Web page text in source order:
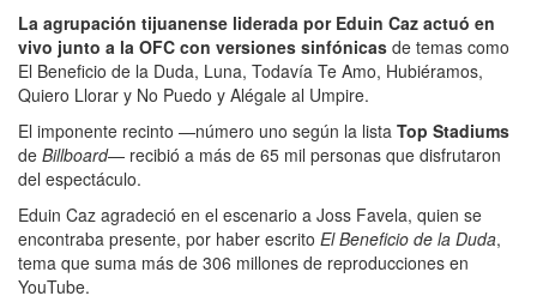
La agrupación tijuanense liderada por Eduin Caz actuó en
vivo junto a la OFC con versiones sinfónicas de temas como
El Beneficio de la Duda, Luna, Todavía Te Amo, Hubiéramos,
Quiero Llorar y No Puedo y Alégale al Umpire.
El imponente recinto —número uno según la lista Top Stadiums
de Billboard— recibió a más de 65 mil personas que disfrutaron
del espectáculo.
Eduin Caz agradeció en el escenario a Joss Favela, quien se
encontraba presente, por haber escrito El Beneficio de la Duda,
tema que suma más de 306 millones de reproducciones en
YouTube.